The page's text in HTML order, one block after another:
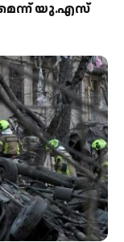
യു.എസ്